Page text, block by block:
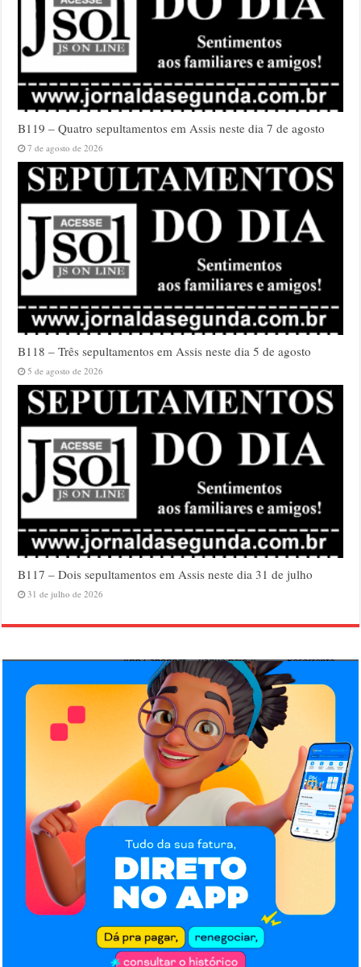
B119 – Quatro sepultamentos em Assis neste dia 7 de agosto
7 de agosto de 2026
B118 – Três sepultamentos em Assis neste dia 5 de agosto
5 de agosto de 2026
B117 – Dois sepultamentos em Assis neste dia 31 de julho
31 de julho de 2026